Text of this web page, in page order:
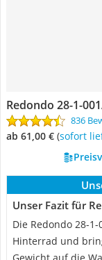
Redondo 28-1-
836
ab 61,00 € ( Sofort
Unser Fazit für
Die Redondo 28-
Hinterrad und